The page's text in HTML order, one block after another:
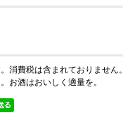
消費税は含まれておりません。
お酒はおいしく適量を。